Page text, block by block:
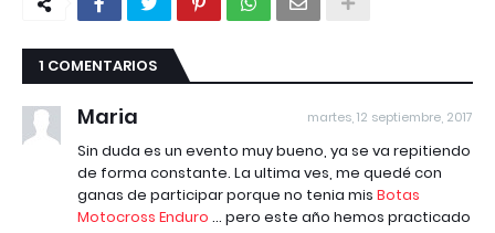
1 COMENTARIOS
Maria martes, 12 septiembre, 2017
Sin duda es un evento muy bueno, ya se va repitiendo
de forma constante. La ultima ves, me quedé con
ganas de participar porque no tenia mis Botas
Motocross Enduro ... pero este año hemos practicado